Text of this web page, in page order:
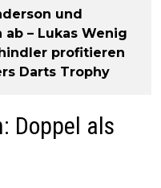
und
– Lukas Wenig
profitieren
Darts Trophy
Doppel als